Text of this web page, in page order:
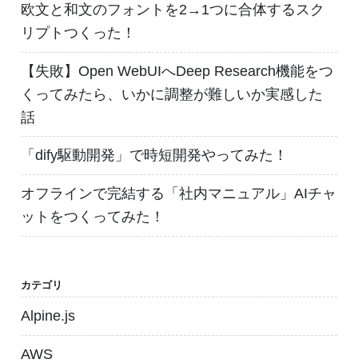
欧文と和文のフォントを2→1つに合体するスク
リプトつくった！
【失敗】Open WebUIへDeep Research機能をつ
くってみたら、いかに調整が難しいか実感した
話
「dify駆動開発」で時短開発やってみた！
オフラインで完結する「社内マニュアル」AIチャ
ットをつくってみた！
カテゴリ
Alpine.js
AWS